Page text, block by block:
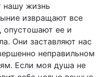
нашу жизнь
извращают все
опустошают ее и
Они заставляют нас
неправильном
Если моя душа не